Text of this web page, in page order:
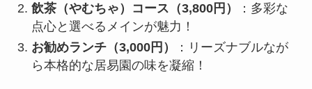
飲茶（やむちゃ）コース（3,800円）
：多彩な
点心と選べるメインが魅力！
お勧めランチ（3,000円）
：リーズナブルなが
ら本格的な居易園の味を凝縮！